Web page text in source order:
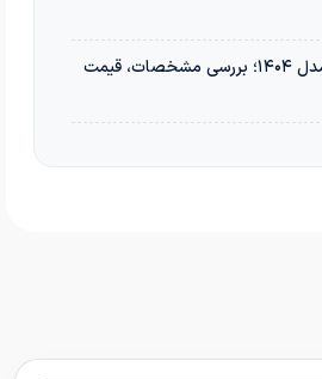
معرفی لوکانو L7 مدل ۱۴۰۴؛ بررسی مشخصات، قیمت